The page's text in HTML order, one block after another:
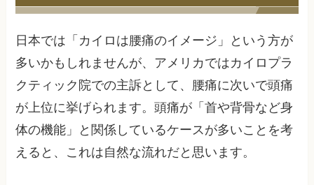
日本では「カイロは腰痛のイメージ」という方が
多いかもしれませんが、アメリカではカイロプラ
クティック院での主訴として、腰痛に次いで頭痛
が上位に挙げられます。頭痛が「首や背骨など身
体の機能」と関係しているケースが多いことを考
えると、これは自然な流れだと思います。